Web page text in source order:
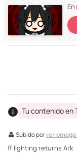
En
Subido porrei-
Tu contenido en
ff lighting returns Ark